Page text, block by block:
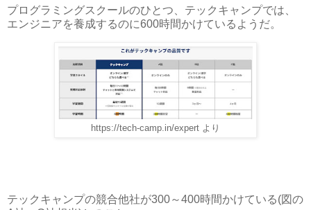
プログラミングスクールのひとつ、テックキャンプでは、
エンジニアを養成するのに600時間かけているようだ。
https://tech-camp.in/expert より
テックキャンプの競合他社が300～400時間かけている(図の